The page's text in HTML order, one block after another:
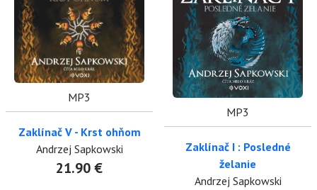
MP3
Zaklínač V - Krst ohňom
Andrzej Sapkowski
21.90 €
MP3
Zaklínač I : Posledné
želanie
Andrzej Sapkowski